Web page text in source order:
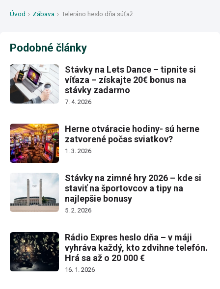
Úvod › Zábava › Teleráno heslo dňa súťaž
Podobné články
Stávky na Lets Dance – tipnite si
víťaza – získajte 20€ bonus na
stávky zadarmo
7. 4. 2026
Herne otváracie hodiny- sú herne
zatvorené počas sviatkov?
1. 3. 2026
Stávky na zimné hry 2026 – kde si
staviť na športovcov a tipy na
najlepšie bonusy
5. 2. 2026
Rádio Expres heslo dňa – v máji
vyhráva každý, kto zdvihne telefón.
Hrá sa až o 20 000 €
16. 1. 2026